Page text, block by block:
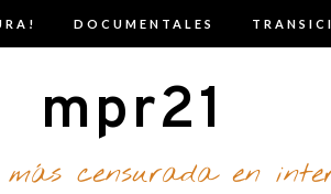
DOCUMENTALES
mpr21
censurada en